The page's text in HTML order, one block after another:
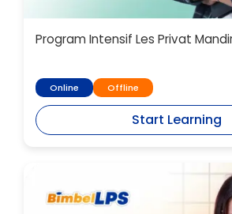
Program Intensif Les Privat
Online Offline
Start Learning